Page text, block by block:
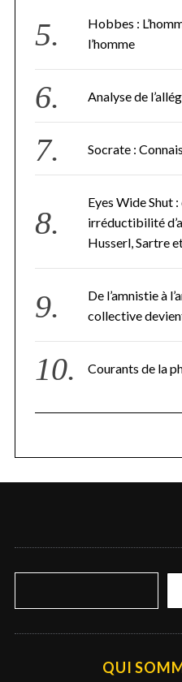
Hobbes :
l’homme
Analyse de
Socrate :
Eyes Wide Shut
irréductibilité
Husserl, Sartre
De l’amnistie à
collective
Courants de la
QUI